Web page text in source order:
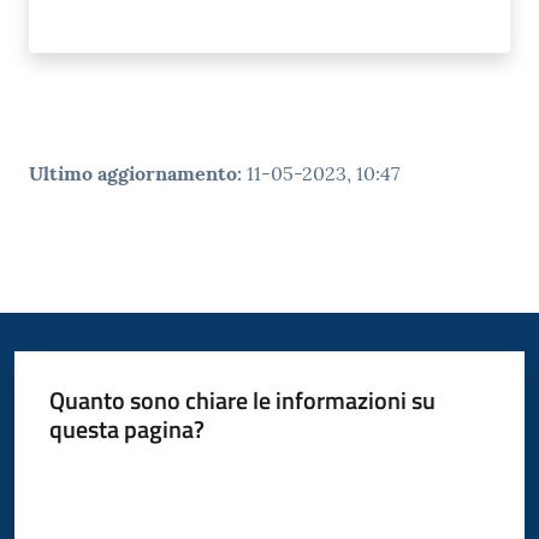
Ultimo aggiornamento: 11-05-2023, 10:47
Quanto sono chiare le informazioni su
questa pagina?